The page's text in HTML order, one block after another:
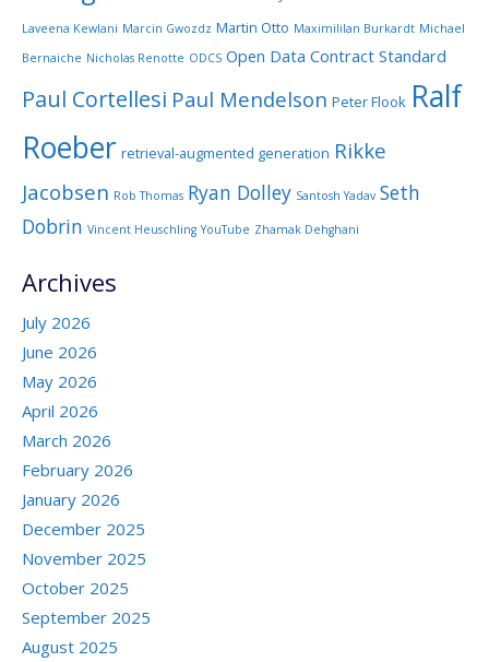
Laveena Kewlani Marcin Gwozdz Martin Otto Maximililan Burkardt Michael
Bernaiche Nicholas Renotte ODCS Open Data Contract Standard
Paul Cortellesi Paul Mendelson Peter Flook Ralf
Roeber retrieval-augmented generation Rikke
Jacobsen Rob Thomas Ryan Dolley Santosh Yadav Seth
Dobrin Vincent Heuschling YouTube Zhamak Dehghani
Archives
July 2026
June 2026
May 2026
April 2026
March 2026
February 2026
January 2026
December 2025
November 2025
October 2025
September 2025
August 2025